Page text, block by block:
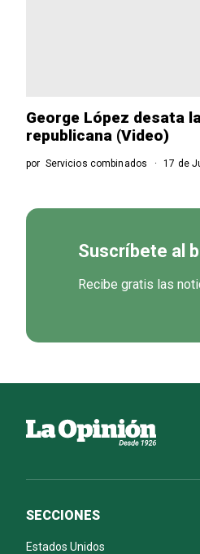
George López desata
republicana (Video)
por Servicios combinados 17 de
Suscríbete al
Recibe gratis las
SECCIONES
Estados Unidos